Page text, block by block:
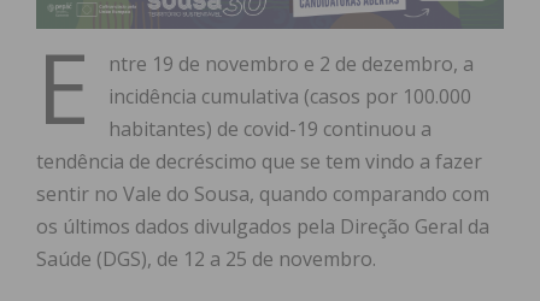
E
ntre 19 de novembro e 2 de dezembro, a
incidência cumulativa (casos por 100.000
habitantes) de covid-19 continuou a
tendência de decréscimo que se tem vindo a fazer
sentir no Vale do Sousa, quando comparando com
os últimos dados divulgados pela Direção Geral da
Saúde (DGS), de 12 a 25 de novembro.